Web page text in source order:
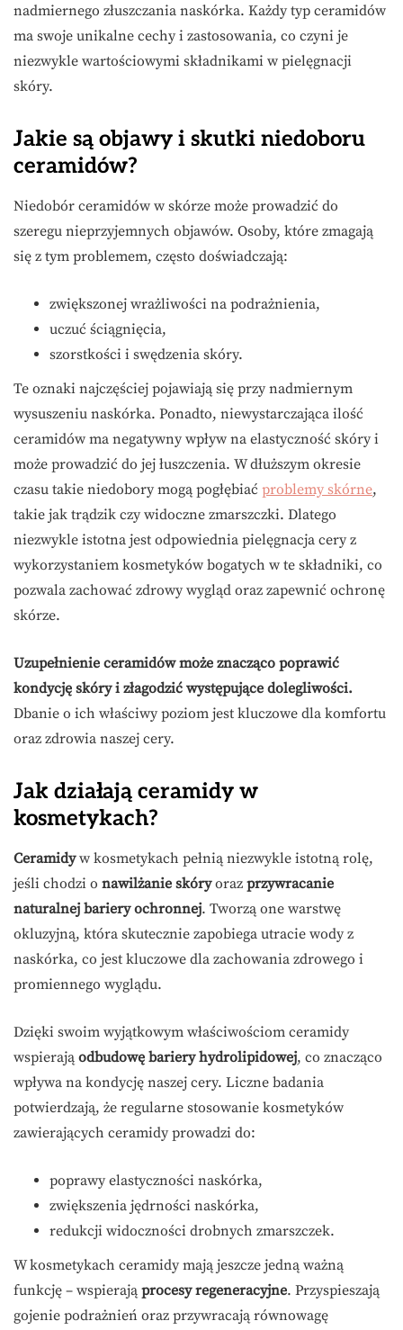
nadmiernego złuszczania naskórka. Każdy typ ceramidów
ma swoje unikalne cechy i zastosowania, co czyni je
niezwykle wartościowymi składnikami w pielęgnacji
skóry.
Jakie są objawy i skutki niedoboru
ceramidów?
Niedobór ceramidów w skórze może prowadzić do
szeregu nieprzyjemnych objawów. Osoby, które zmagają
się z tym problemem, często doświadczają:
zwiększonej wrażliwości na podrażnienia,
uczuć ściągnięcia,
szorstkości i swędzenia skóry.
Te oznaki najczęściej pojawiają się przy nadmiernym
wysuszeniu naskórka. Ponadto, niewystarczająca ilość
ceramidów ma negatywny wpływ na elastyczność skóry i
może prowadzić do jej łuszczenia. W dłuższym okresie
czasu takie niedobory mogą pogłębiać problemy skórne,
takie jak trądzik czy widoczne zmarszczki. Dlatego
niezwykle istotna jest odpowiednia pielęgnacja cery z
wykorzystaniem kosmetyków bogatych w te składniki, co
pozwala zachować zdrowy wygląd oraz zapewnić ochronę
skórze.
Uzupełnienie ceramidów może znacząco poprawić
kondycję skóry i złagodzić występujące dolegliwości.
Dbanie o ich właściwy poziom jest kluczowe dla komfortu
oraz zdrowia naszej cery.
Jak działają ceramidy w
kosmetykach?
Ceramidyw kosmetykach pełnią niezwykle istotną rolę,
jeśli chodzi o nawilżanie skóryoraz przywracanie
naturalnej bariery ochronnej. Tworzą one warstwę
okluzyjną, która skutecznie zapobiega utracie wody z
naskórka, co jest kluczowe dla zachowania zdrowego i
promiennego wyglądu.
Dzięki swoim wyjątkowym właściwościom ceramidy
wspierają odbudowę bariery hydrolipidowej, co znacząco
wpływa na kondycję naszej cery. Liczne badania
potwierdzają, że regularne stosowanie kosmetyków
zawierających ceramidy prowadzi do:
poprawy elastyczności naskórka,
zwiększenia jędrności naskórka,
redukcji widoczności drobnych zmarszczek.
W kosmetykach ceramidy mają jeszcze jedną ważną
funkcję – wspierają procesy regeneracyjne. Przyspieszają
gojenie podrażnień oraz przywracają równowagę